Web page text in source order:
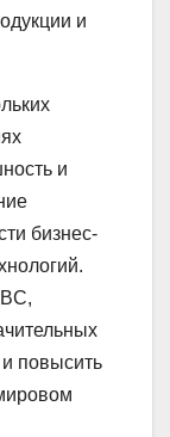
и
и
бизнес-
повысить